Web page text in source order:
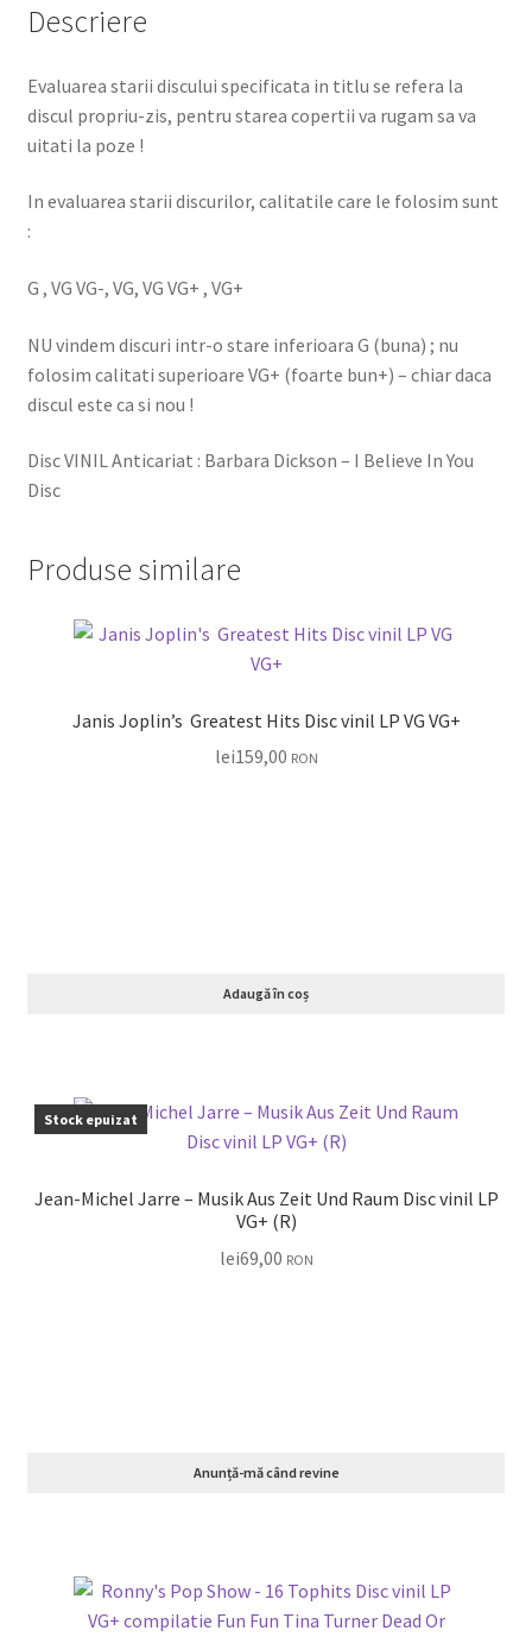
Descriere
Evaluarea starii discului specificata in titlu se refera la
discul propriu-zis, pentru starea copertii va rugam sa va
uitati la poze !
In evaluarea starii discurilor, calitatile care le folosim sunt
:
G , VG VG-, VG, VG VG+ , VG+
NU vindem discuri intr-o stare inferioara G (buna) ; nu
folosim calitati superioare VG+ (foarte bun+) – chiar daca
discul este ca si nou !
Disc VINIL Anticariat : Barbara Dickson – I Believe In You
Disc
Produse similare
Janis Joplin’s Greatest Hits Disc vinil LP VG VG+
lei159,00 RON
Adaugă în coș
Stock epuizat
Jean-Michel Jarre – Musik Aus Zeit Und Raum Disc vinil LP
VG+ (R)
lei69,00 RON
Anunță-mă când revine